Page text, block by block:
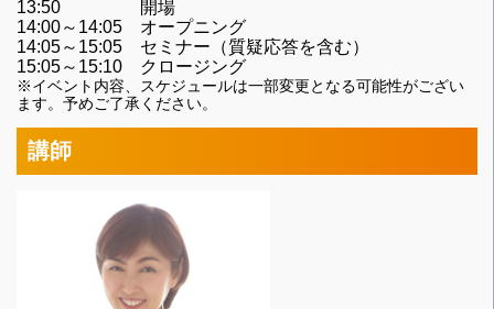
13:50 開場
14:00～14:05 オープニング
14:05～15:05 セミナー（質疑応答を含む）
15:05～15:10 クロージング
※イベント内容、スケジュールは一部変更となる可能性がござい
ます。予めご了承ください。
講師